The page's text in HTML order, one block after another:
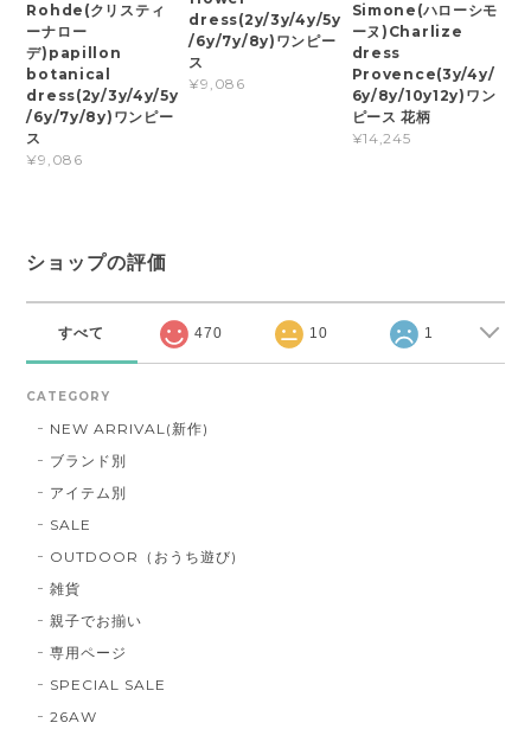
Rohde(クリスティ
ーナロー
デ)papillon
botanical
dress(2y/3y/4y/5y
/6y/7y/8y)ワンピー
ス
¥9,086
dress(2y/3y/4y/5y
/6y/7y/8y)ワンピー
ス
¥9,086
Simone(ハローシモ
ーヌ)Charlize
dress
Provence(3y/4y/
6y/8y/10y12y)ワン
ピース 花柄
¥14,245
ショップの評価
すべて 470 10 1
CATEGORY
NEW ARRIVAL(新作)
ブランド別
アイテム別
SALE
OUTDOOR（おうち遊び)
雑貨
親子でお揃い
専用ページ
SPECIAL SALE
26AW